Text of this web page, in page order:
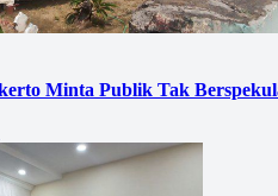
Minta Publik Tak